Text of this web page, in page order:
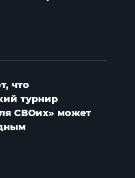
что
турнир
СВОих» может